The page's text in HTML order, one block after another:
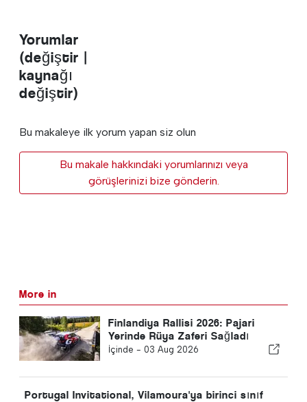
Yorumlar
(değiştir |
kaynağı
değiştir)
Bu makaleye ilk yorum yapan siz olun
Bu makale hakkındaki yorumlarınızı veya
görüşlerinizi bize gönderin.
More in
Finlandiya Rallisi 2026: Pajari
Yerinde Rüya Zaferi Sağladı
İçinde - 03 Aug 2026
Portugal Invitational, Vilamoura'ya birinci sınıf